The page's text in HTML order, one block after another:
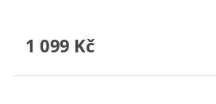
1 099 Kč